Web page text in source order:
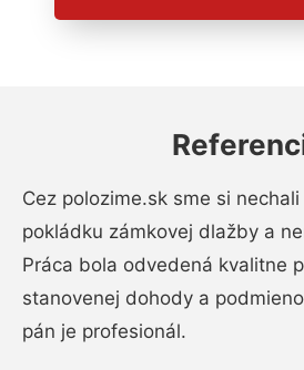
Cez polozime.sk sme si
pokládku zámkovej dlažby a
Práca bola odvedená kvalitne
stanovenej dohody a
pán je profesionál.